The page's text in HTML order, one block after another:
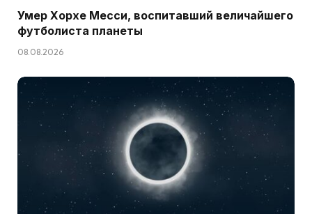
Умер Хорхе Месси, воспитавший величайшего
футболиста планеты
08.08.2026